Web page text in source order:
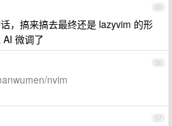
55
，搞来搞去最终还是 lazyvim 的形
微调了
56
nvim
57